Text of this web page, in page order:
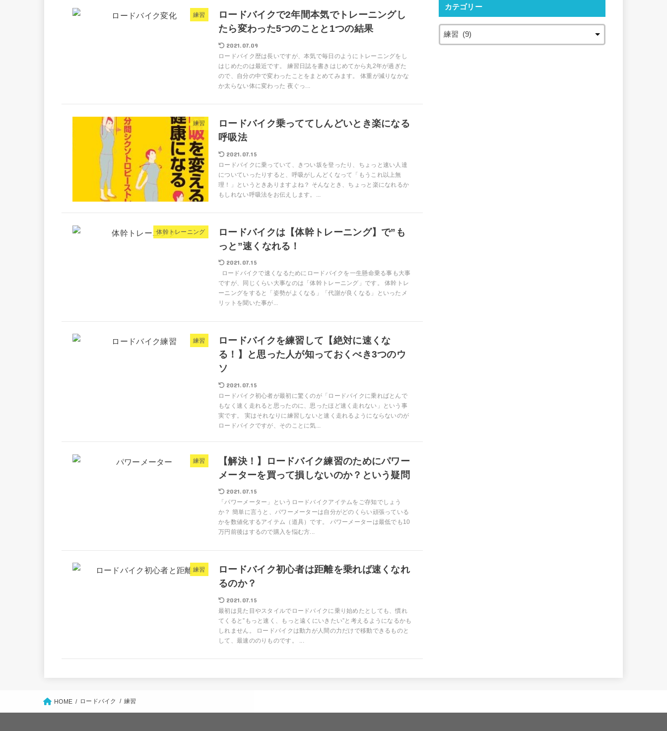
練習
ロードバイクで2年間本気でトレーニングし
たら変わった5つのことと1つの結果
2021.07.09
ロードバイク歴は長いですが、本気で毎日のようにトレーニングをし
はじめたのは最近です。 練習日誌を書きはじめてから丸2年が過ぎた
ので、自分の中で変わったことをまとめてみます。 体重が減りなかな
か太らない体に変わった 夜ぐっ...
練習
ロードバイク乗っててしんどいとき楽になる
呼吸法
2021.07.15
ロードバイクに乗っていて、きつい坂を登ったり、ちょっと速い人達
についていったりすると、呼吸がしんどくなって「もうこれ以上無
理！」というときありますよね？ そんなとき、ちょっと楽になれるか
もしれない呼吸法をお伝えします。...
体幹トレーニング
ロードバイクは【体幹トレーニング】で”も
っと”速くなれる！
2021.07.15
ロードバイクで速くなるためにロードバイクを一生懸命乗る事も大事
ですが、同じくらい大事なのは「体幹トレーニング」です。 体幹トレ
ーニングをすると「姿勢がよくなる」「代謝が良くなる」といったメ
リットを聞いた事が...
練習
ロードバイクを練習して【絶対に速くな
る！】と思った人が知っておくべき3つのウ
ソ
2021.07.15
ロードバイク初心者が最初に驚くのが「ロードバイクに乗ればとんで
もなく速く走れると思ったのに、思ったほど速く走れない」という事
実です。 実はそれなりに練習しないと速く走れるようにならないのが
ロードバイクですが、そのことに気...
練習
【解決！】ロードバイク練習のためにパワー
メーターを買って損しないのか？という疑問
2021.07.15
「パワーメーター」というロードバイクアイテムをご存知でしょう
か？ 簡単に言うと、パワーメーターは自分がどのくらい頑張っている
かを数値化するアイテム（道具）です。 パワーメーターは最低でも10
万円前後はするので購入を悩む方...
練習
ロードバイク初心者は距離を乗れば速くなれ
るのか？
2021.07.15
最初は見た目やスタイルでロードバイクに乗り始めたとしても、慣れ
てくると”もっと速く、もっと遠くにいきたい”と考えるようになるかも
しれません。 ロードバイクは動力が人間の力だけで移動できるものと
して、最速ののりものです。 ...
カテゴリー
HOME ロードバイク 練習